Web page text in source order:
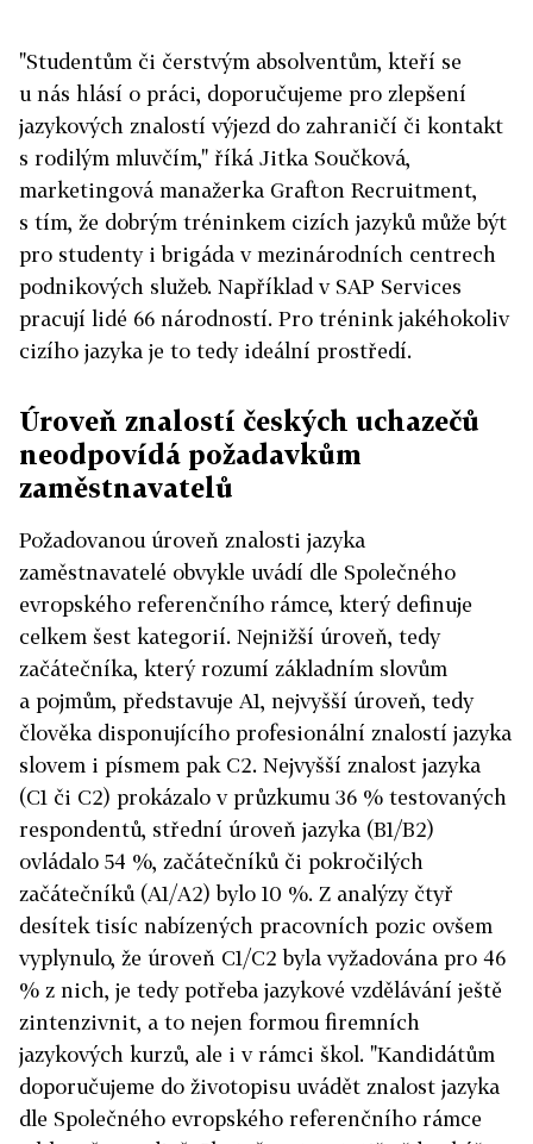
"Studentům či čerstvým absolventům, kteří se
u nás hlásí o práci, doporučujeme pro zlepšení
jazykových znalostí výjezd do zahraničí či kontakt
s rodilým mluvčím," říká Jitka Součková,
marketingová manažerka Grafton Recruitment,
s tím, že dobrým tréninkem cizích jazyků může být
pro studenty i brigáda v mezinárodních centrech
podnikových služeb. Například v SAP Services
pracují lidé 66 národností. Pro trénink jakéhokoliv
cizího jazyka je to tedy ideální prostředí.
Úroveň znalostí českých uchazečů
neodpovídá požadavkům
zaměstnavatelů
Požadovanou úroveň znalosti jazyka
zaměstnavatelé obvykle uvádí dle Společného
evropského referenčního rámce, který definuje
celkem šest kategorií. Nejnižší úroveň, tedy
začátečníka, který rozumí základním slovům
a pojmům, představuje A1, nejvyšší úroveň, tedy
člověka disponujícího profesionální znalostí jazyka
slovem i písmem pak C2. Nejvyšší znalost jazyka
(C1 či C2) prokázalo v průzkumu 36 % testovaných
respondentů, střední úroveň jazyka (B1/B2)
ovládalo 54 %, začátečníků či pokročilých
začátečníků (A1/A2) bylo 10 %. Z analýzy čtyř
desítek tisíc nabízených pracovních pozic ovšem
vyplynulo, že úroveň C1/C2 byla vyžadována pro 46
% z nich, je tedy potřeba jazykové vzdělávání ještě
zintenzivnit, a to nejen formou firemních
jazykových kurzů, ale i v rámci škol. "Kandidátům
doporučujeme do životopisu uvádět znalost jazyka
dle Společného evropského referenčního rámce